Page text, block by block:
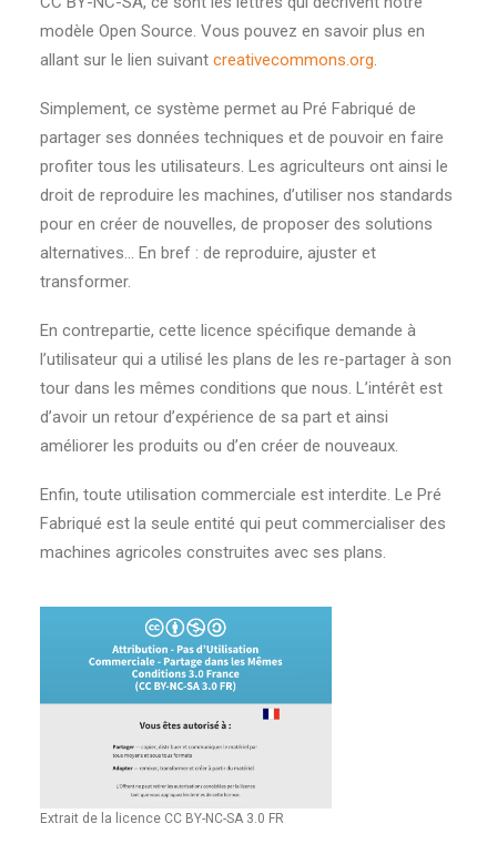
modèle Open Source. Vous pouvez en savoir plus en
allant sur le lien suivant creativecommons.org.
Simplement, ce système permet au Pré Fabriqué de
partager ses données techniques et de pouvoir en faire
profiter tous les utilisateurs. Les agriculteurs ont ainsi le
droit de reproduire les machines, d’utiliser nos standards
pour en créer de nouvelles, de proposer des solutions
alternatives… En bref : de reproduire, ajuster et
transformer.
En contrepartie, cette licence spécifique demande à
l’utilisateur qui a utilisé les plans de les re-partager à son
tour dans les mêmes conditions que nous. L’intérêt est
d’avoir un retour d’expérience de sa part et ainsi
améliorer les produits ou d’en créer de nouveaux.
Enfin, toute utilisation commerciale est interdite. Le Pré
Fabriqué est la seule entité qui peut commercialiser des
machines agricoles construites avec ses plans.
Extrait de la licence CC BY-NC-SA 3.0 FR